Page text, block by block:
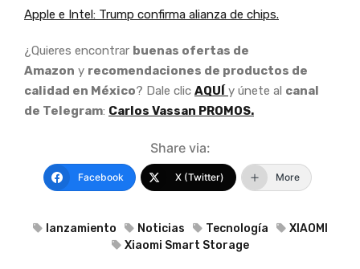
Apple e Intel: Trump confirma alianza de chips.
¿Quieres encontrar buenas ofertas de
Amazon y recomendaciones de productos de
calidad en México? Dale clic AQUÍ y únete al canal
de Telegram: Carlos Vassan PROMOS.
Share via:
Facebook X (Twitter) More
lanzamiento Noticias Tecnología
XIAOMI
Xiaomi Smart Storage